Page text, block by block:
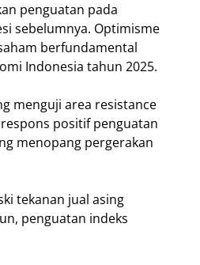
penguatan pada
sebelumnya. Optimisme
berfundamental
Indonesia tahun 2025.
menguji area resistance
positif penguatan
menopang pergerakan
tekanan jual asing
penguatan indeks